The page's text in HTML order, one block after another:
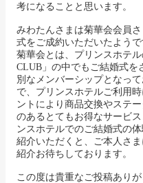
考になることと思います。
みわたんさまは菊華会会員
式をご成約いただいたようで
菊華会とは、プリンスホテ
CLUB」の中でもご結婚式を
別なメンバーシップとなっ
で、プリンスホテルご利用
ントにより商品交換やステ
のあるとてもお得なサービ
ンスホテルでのご結婚式の
紹介いただくと、ご本人さ
紹介お待ちしております。
この度は貴重なご投稿ありが